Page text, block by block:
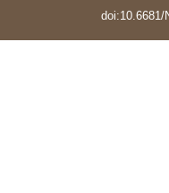
doi:10.6681/